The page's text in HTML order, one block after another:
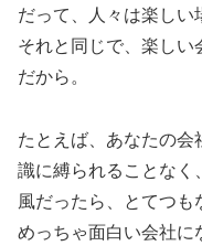
だって、人々は楽しい
それと同じで、楽し
だから。
たとえば、あなたの
識に縛られることな
風だったら、とてつも
めっちゃ面白い会社に